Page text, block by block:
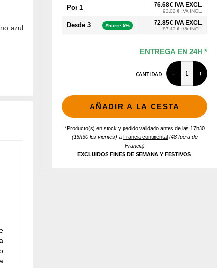
azul
Por 1 76.68 € IVA EXCL.
92.02 € IVA INCL.
Desde 3 Ahorre 5% 72.85 € IVA EXCL.
87.42 € IVA INCL.
ENTREGA EN 24H *
CANTIDAD
AÑADIR A LA CESTA
*Producto(s) en stock y pedido validado antes de las 17h30
(16h30 los viernes) a Francia continental (48 fuera de
Francia)
EXCLUIDOS FINES DE SEMANA Y FESTIVOS.